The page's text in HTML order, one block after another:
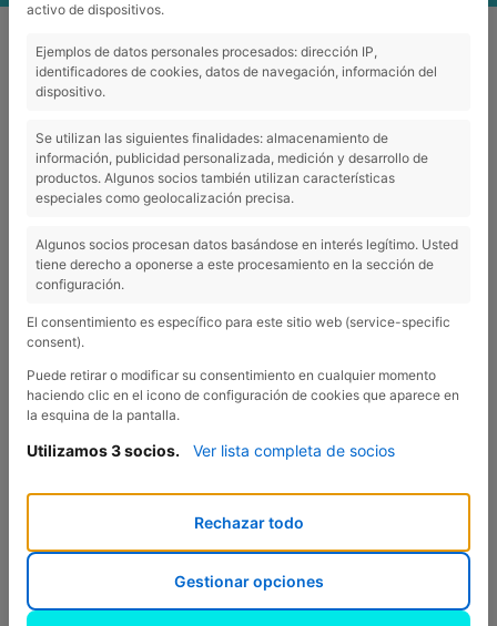
BLOCS SANITAIRES
Blocs sanitaires
Au Camping Esponellà, nous disposons bien sûr de
blocs sanitaires. Nous en avons récemment rénové un
et l’avons adapté sur plusieurs aspects pour le rendre
plus accessible à tous les publics.
Toilettes pour hommes et femmes . Celles de
toujours, modernisées et adaptées aux besoins de
nos campeurs : avec WC, lavabos, douches...
Toilette familiale.Nous en avons profité pour installer
également une toilette familiale. Toute la famille peut
y entrer tranquillement, ou les pères avec leurs filles /
les mères avec leurs fils ; il y a une baignoire pour
bébés, des lavabos, une douche...
activo de dispositivos.
Ejemplos de datos personales procesados: dirección IP,
identificadores de cookies, datos de navegación, información del
dispositivo.
Se utilizan las siguientes finalidades: almacenamiento de
información, publicidad personalizada, medición y desarrollo de
productos. Algunos socios también utilizan características
especiales como geolocalización precisa.
Algunos socios procesan datos basándose en interés legítimo. Usted
tiene derecho a oponerse a este procesamiento en la sección de
configuración.
El consentimiento es específico para este sitio web (service-specific
consent).
Puede retirar o modificar su consentimiento en cualquier momento
haciendo clic en el icono de configuración de cookies que aparece en
la esquina de la pantalla.
Utilizamos 3 socios. Ver lista completa de socios
Rechazar todo
Gestionar opciones